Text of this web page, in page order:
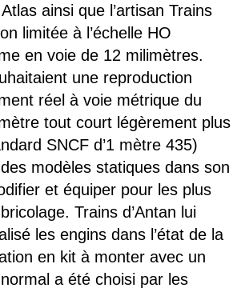
ainsi que l’artisan Trains
limitée à l’échelle HO
en voie de 12 milimètres.
une reproduction
réel à voie métrique du
tout court légèrement plus
SNCF d’1 mètre 435)
modèles statiques dans son
et équiper pour les plus
Trains d’Antan lui
les engins dans l’état de la
en kit à monter avec un
a été choisi par les